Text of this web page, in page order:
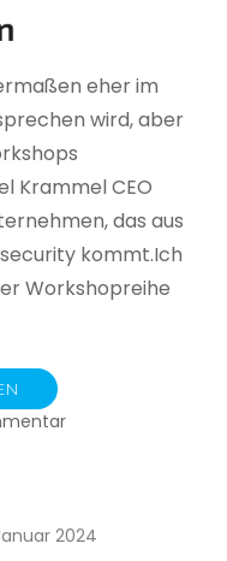
eher im
wird, aber
Krammel CEO
das aus
kommt.Ich
Workshopreihe
zu
Produktion
2024